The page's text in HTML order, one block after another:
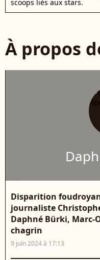
scoops liés aux stars.
À propos
Disparition
journaliste
Daphné Bürki, Marc-
chagrin
9 juin 2024 à 17:13